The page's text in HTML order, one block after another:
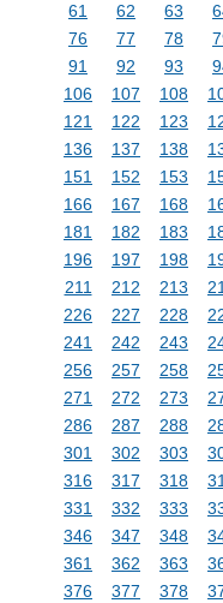
61
62 63
76
77 78
91
92 93
106
107 108
121
122 123
136
137 138
151
152 153
166
167 168
181
182 183
196
197 198
211
212 213
226
227 228
241
242 243
256
257 258
271
272 273
286
287 288
301
302 303
316
317 318
331
332 333
346
347 348
361
362 363
376
377 378